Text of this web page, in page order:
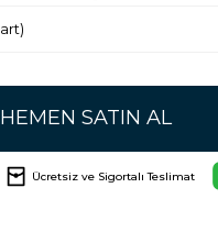
HEMEN SATIN AL
Ücretsiz ve Sigortalı Teslimat